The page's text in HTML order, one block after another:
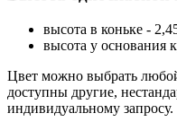
высота в коньке -
высота у основания
Цвет можно выбрать
доступны другие,
индивидуальному запросу.